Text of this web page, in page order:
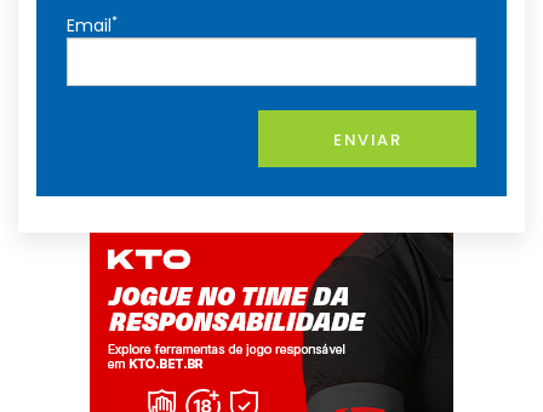
Email*
ENVIAR